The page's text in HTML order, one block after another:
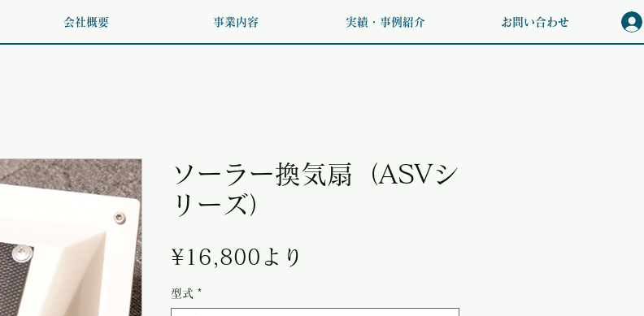
会社概要 事業内容 実績・事例紹介 お問い合わせ
ソーラー換気扇（ASVシ
リーズ）
¥16,800 より
型式 *